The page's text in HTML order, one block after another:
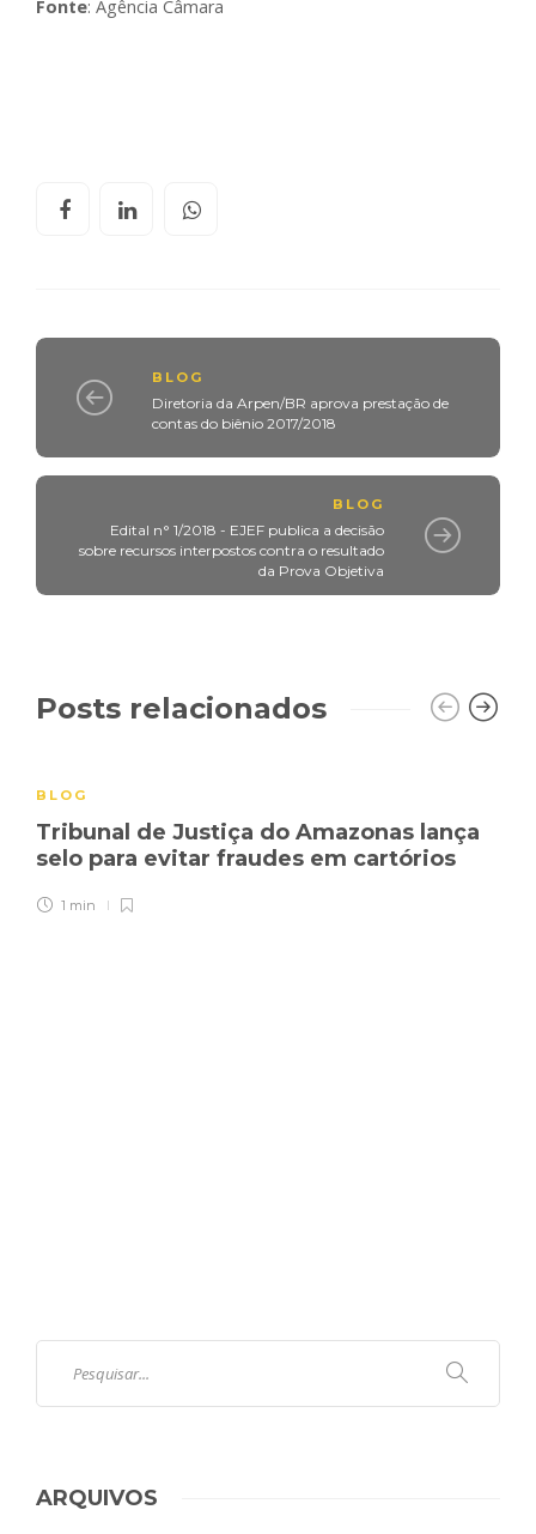
Fonte: Agência Câmara
BLOG
Diretoria da Arpen/BR aprova prestação de
contas do biênio 2017/2018
BLOG
Edital n° 1/2018 - EJEF publica a decisão
sobre recursos interpostos contra o resultado
da Prova Objetiva
Posts relacionados
BLOG
Tribunal de Justiça do Amazonas lança
selo para evitar fraudes em cartórios
1 min
ARQUIVOS